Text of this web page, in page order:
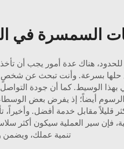
في
للحدود، هناك عدة أمور يجب أن
بسرعة. وأنت تبحث عن شخصٍ
الوسيط. كما أن جودة التواصل
أيضاً؛ إذ يفرض بعض
قليلاً مقابل خدمة أفضل.
تنمية عملك، ويضمن